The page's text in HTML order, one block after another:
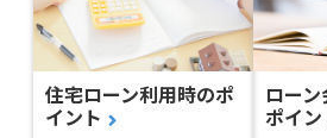
住宅ローン利用時のポ
イント
ロー
ポイン